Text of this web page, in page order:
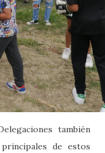
también
de estos